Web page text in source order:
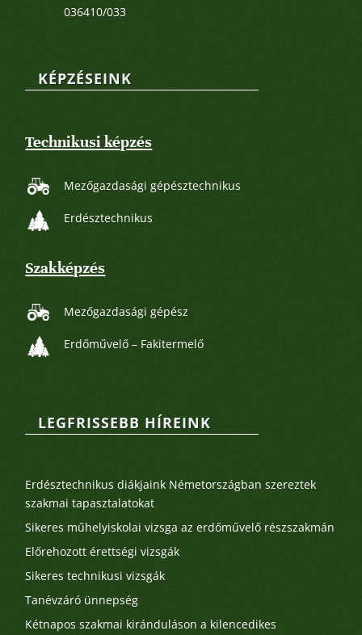
036410/033
KÉPZÉSEINK
Technikusi képzés
Mezőgazdasági gépésztechnikus
Erdésztechnikus
Szakképzés
Mezőgazdasági gépész
Erdőművelő – Fakitermelő
LEGFRISSEBB HÍREINK
Erdésztechnikus diákjaink Németországban szereztek
szakmai tapasztalatokat
Sikeres műhelyiskolai vizsga az erdőművelő részszakmán
Előrehozott érettségi vizsgák
Sikeres technikusi vizsgák
Tanévzáró ünnepség
Kétnapos szakmai kiránduláson a kilencedikes